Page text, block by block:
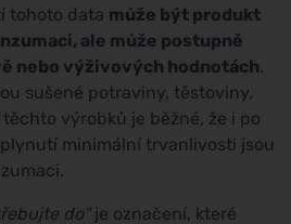
tohoto data může být produkt
ale může postupně
nebo výživových hodnotách.
sušené potraviny, těstoviny,
výrobků je běžné, že i po
minimální trvanlivosti jsou
do"je označení, které